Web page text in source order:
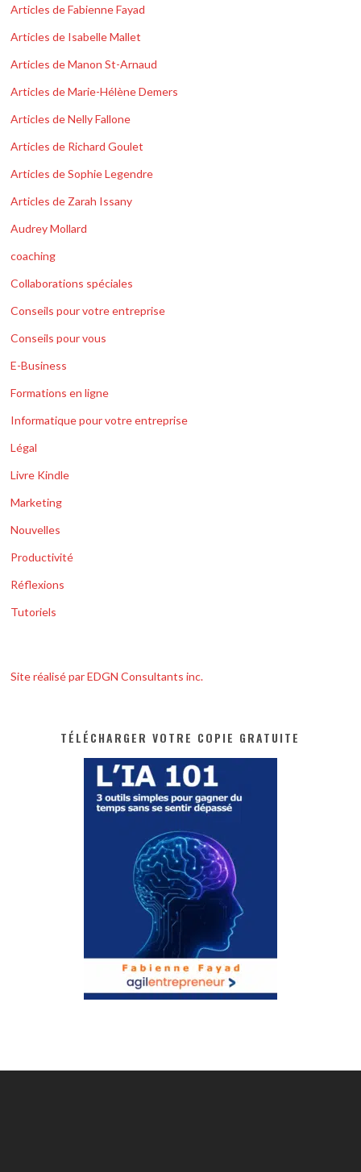
Articles de Fabienne Fayad
Articles de Isabelle Mallet
Articles de Manon St-Arnaud
Articles de Marie-Hélène Demers
Articles de Nelly Fallone
Articles de Richard Goulet
Articles de Sophie Legendre
Articles de Zarah Issany
Audrey Mollard
coaching
Collaborations spéciales
Conseils pour votre entreprise
Conseils pour vous
E-Business
Formations en ligne
Informatique pour votre entreprise
Légal
Livre Kindle
Marketing
Nouvelles
Productivité
Réflexions
Tutoriels
Site réalisé par EDGN Consultants inc.
TÉLÉCHARGER VOTRE COPIE GRATUITE